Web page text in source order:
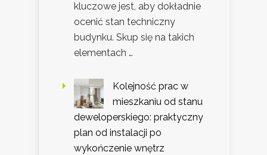
kluczowe jest, aby dokładnie
ocenić stan techniczny
budynku. Skup się na takich
elementach …
Kolejność prac w
mieszkaniu od stanu
deweloperskiego: praktyczny
plan od instalacji po
wykończenie wnętrz